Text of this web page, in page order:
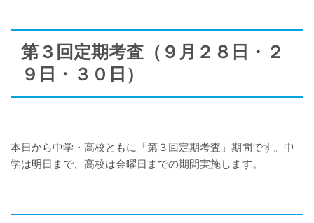
第３回定期考査（９月２８日・２
９日・３０日）
本日から中学・高校ともに「第３回定期考査」期間です。中
学は明日まで、高校は金曜日までの期間実施します。